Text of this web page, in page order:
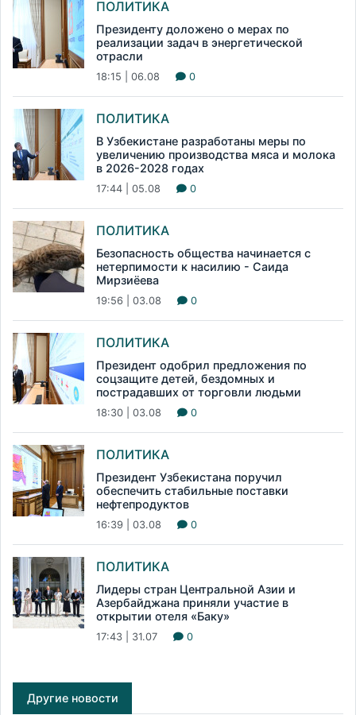
ПОЛИТИКА
Президенту доложено о мерах по
реализации задач в энергетической
отрасли
18:15 | 06.08 0
ПОЛИТИКА
В Узбекистане разработаны меры по
увеличению производства мяса и молока
в 2026-2028 годах
17:44 | 05.08 0
ПОЛИТИКА
Безопасность общества начинается с
нетерпимости к насилию - Саида
Мирзиёева
19:56 | 03.08 0
ПОЛИТИКА
Президент одобрил предложения по
соцзащите детей, бездомных и
пострадавших от торговли людьми
18:30 | 03.08 0
ПОЛИТИКА
Президент Узбекистана поручил
обеспечить стабильные поставки
нефтепродуктов
16:39 | 03.08 0
ПОЛИТИКА
Лидеры стран Центральной Азии и
Азербайджана приняли участие в
открытии отеля «Баку»
17:43 | 31.07 0
Другие новости